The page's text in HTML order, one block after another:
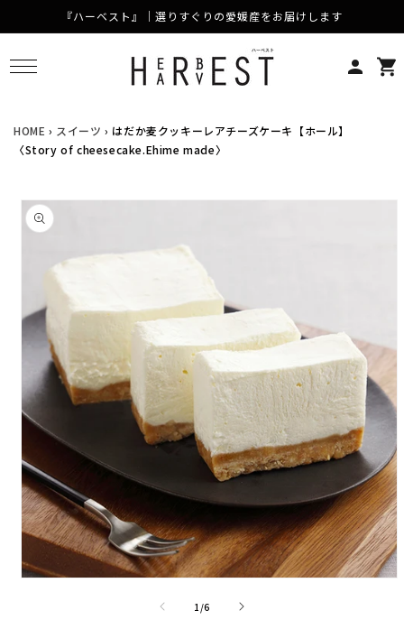
コンテンツに進む
『ハーベスト』｜選りすぐりの愛媛産をお届けします
ー
HOME › スイーツ › はだか麦クッキーレアチーズケーキ【ホール】
〈Story of cheesecake.Ehime made〉
1 /の
6